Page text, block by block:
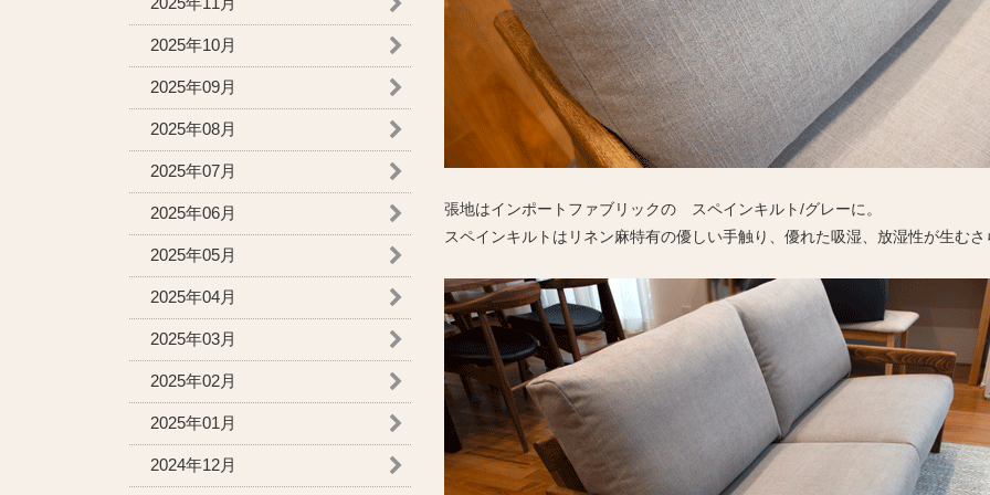
2025年10月
2025年09月
2025年08月
2025年07月
2025年06月
2025年05月
2025年04月
2025年03月
2025年02月
2025年01月
2024年12月
張地はインポートファブリックの スペインキルト/グレーに。
スペインキルトはリネン麻特有の優しい手触り、優れた吸湿、放湿性が生む